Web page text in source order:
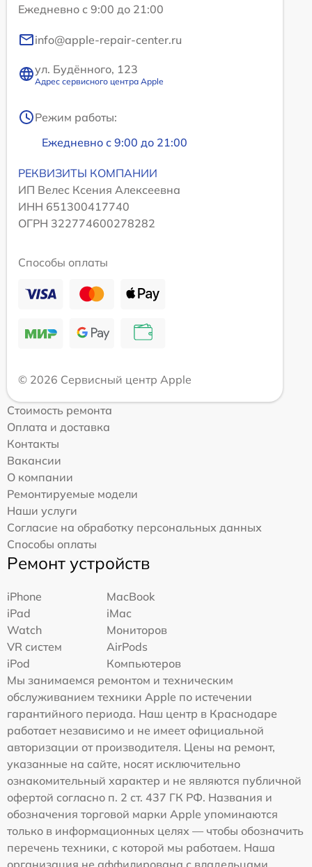
Ежедневно с 9:00 до 21:00
info@apple-repair-center.ru
ул. Будённого, 123
Адрес сервисного центра Apple
Режим работы:
Ежедневно с 9:00 до 21:00
РЕКВИЗИТЫ КОМПАНИИ
ИП Велес Ксения Алексеевна
ИНН 651300417740
ОГРН 322774600278282
Способы оплаты
© 2026 Сервисный центр Apple
Стоимость ремонта
Оплата и доставка
Контакты
Вакансии
О компании
Ремонтируемые модели
Наши услуги
Согласие на обработку персональных данных
Способы оплаты
Ремонт устройств
iPhone
MacBook
iPad
iMac
Watch
Мониторов
VR систем
AirPods
iPod
Компьютеров
Мы занимаемся ремонтом и техническим
обслуживанием техники Apple по истечении
гарантийного периода. Наш центр в Краснодаре
работает независимо и не имеет официальной
авторизации от производителя. Цены на ремонт,
указанные на сайте, носят исключительно
ознакомительный характер и не являются публичной
офертой согласно п. 2 ст. 437 ГК РФ. Названия и
обозначения торговой марки Apple упоминаются
только в информационных целях — чтобы обозначить
перечень техники, с которой мы работаем. Наша
организация не аффилирована с владельцами